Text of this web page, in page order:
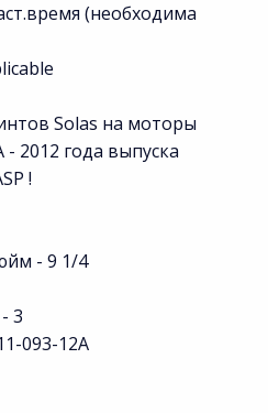
(необходима
Solas на моторы
- 2012 года выпуска
!
- 9 1/4
3
093-12A